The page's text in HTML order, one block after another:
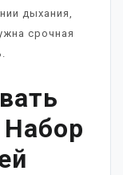
дыхания,
срочная